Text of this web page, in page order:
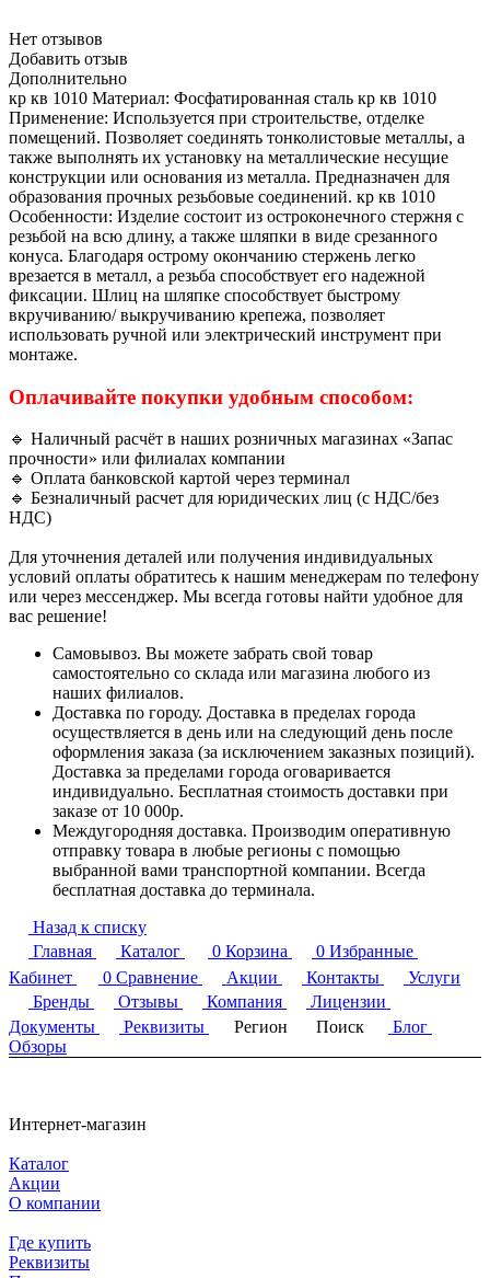
Нет отзывов
Добавить отзыв
Дополнительно
кр кв 1010 Материал: Фосфатированная сталь кр кв 1010
Применение: Используется при строительстве, отделке
помещений. Позволяет соединять тонколистовые металлы, а
также выполнять их установку на металлические несущие
конструкции или основания из металла. Предназначен для
образования прочных резьбовые соединений. кр кв 1010
Особенности: Изделие состоит из остроконечного стержня с
резьбой на всю длину, а также шляпки в виде срезанного
конуса. Благодаря острому окончанию стержень легко
врезается в металл, а резьба способствует его надежной
фиксации. Шлиц на шляпке способствует быстрому
вкручиванию/ выкручиванию крепежа, позволяет
использовать ручной или электрический инструмент при
монтаже.
Оплачивайте покупки удобным способом:
🔹 Наличный расчёт в наших розничных магазинах «Запас
прочности» или филиалах компании
🔹 Оплата банковской картой через терминал
🔹 Безналичный расчет для юридических лиц (с НДС/без
НДС)
Для уточнения деталей или получения индивидуальных
условий оплаты обратитесь к нашим менеджерам по телефону
или через мессенджер. Мы всегда готовы найти удобное для
вас решение!
Самовывоз. Вы можете забрать свой товар
самостоятельно со склада или магазина любого из
наших филиалов.
Доставка по городу. Доставка в пределах города
осуществляется в день или на следующий день после
оформления заказа (за исключением заказных позиций).
Доставка за пределами города оговаривается
индивидуально. Бесплатная стоимость доставки при
заказе от 10 000р.
Междугородняя доставка. Производим оперативную
отправку товара в любые регионы с помощью
выбранной вами транспортной компании. Всегда
бесплатная доставка до терминала.
Назад к списку
Главная
Каталог 0 Корзина 0 Избранные
Кабинет
0 Сравнение Акции Контакты
Услуги
Бренды
Отзывы Компания
Лицензии
Документы
Реквизиты Регион Поиск
Блог
Обзоры
Интернет-магазин
Каталог
Акции
О компании
Где купить
Реквизиты